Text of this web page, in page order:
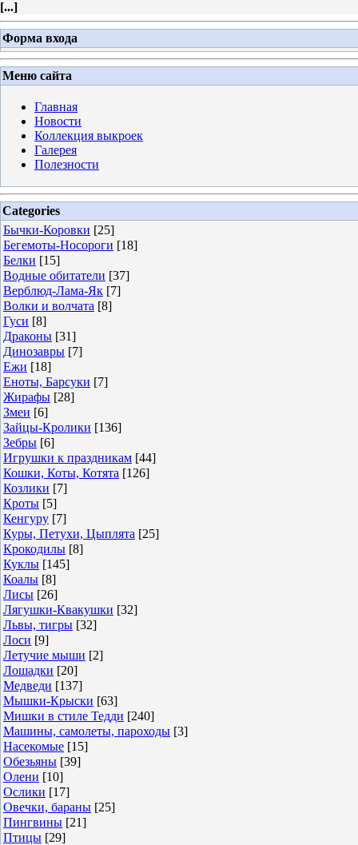
[...]
Форма входа
Меню сайта
Главная
Новости
Коллекция выкроек
Галерея
Полезности
Categories
Бычки-Коровки [25]
Бегемоты-Носороги [18]
Белки [15]
Водные обитатели [37]
Верблюд-Лама-Як [7]
Волки и волчата [8]
Гуси [8]
Драконы [31]
Динозавры [7]
Ежи [18]
Еноты, Барсуки [7]
Жирафы [28]
Змеи [6]
Зайцы-Кролики [136]
Зебры [6]
Игрушки к праздникам [44]
Кошки, Коты, Котята [126]
Козлики [7]
Кроты [5]
Кенгуру [7]
Куры, Петухи, Цыплята [25]
Крокодилы [8]
Куклы [145]
Коалы [8]
Лисы [26]
Лягушки-Квакушки [32]
Львы, тигры [32]
Лоси [9]
Летучие мыши [2]
Лошадки [20]
Медведи [137]
Мышки-Крыски [63]
Мишки в стиле Тедди [240]
Машины, самолеты, пароходы [3]
Насекомые [15]
Обезьяны [39]
Олени [10]
Ослики [17]
Овечки, бараны [25]
Пингвины [21]
Птицы [29]